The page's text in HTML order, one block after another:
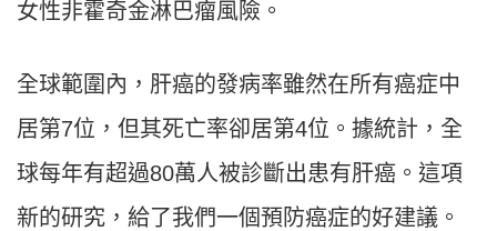
女性非霍奇金淋巴瘤風險。
全球範圍內，肝癌的發病率雖然在所有癌症中
居第7位，但其死亡率卻居第4位。據統計，全
球每年有超過80萬人被診斷出患有肝癌。這項
新的研究，給了我們一個預防癌症的好建議。